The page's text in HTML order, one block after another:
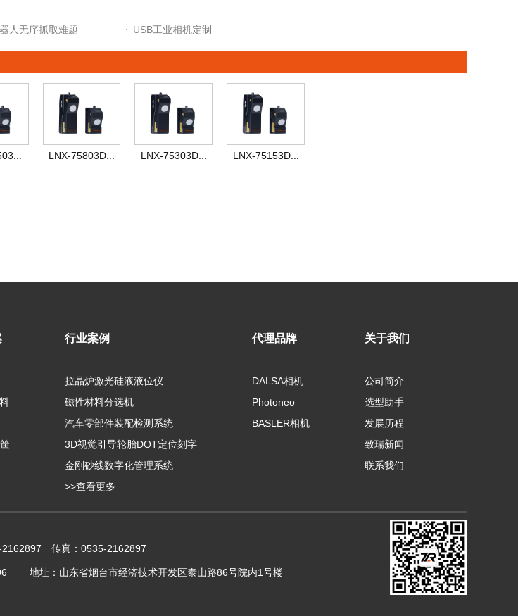
人无序抓取难题 USB工业相机定制
LNX-75803D... LNX-75303D... LNX-75153D...
行业案例
拉晶炉激光硅液液位仪
磁性材料分选机
汽车零部件装配检测系统
3D视觉引导轮胎DOT定位刻字
金刚砂线数字化管理系统
>>查看更多
代理品牌
DALSA相机
Photoneo
BASLER相机
关于我们
公司简介
选型助手
发展历程
致瑞新闻
联系我们
2162897 传真：0535-2162897
地址：山东省烟台市经济技术开发区泰山路86号院内1号楼